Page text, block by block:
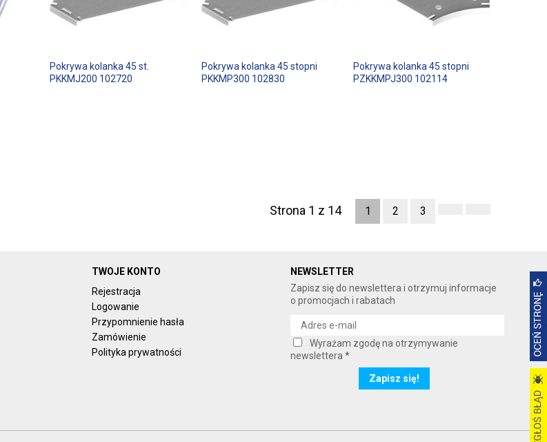
Pokrywa kolanka 45 st.
PKKMJ200 102720
Pokrywa kolanka 45 stopni
PKKMP300 102830
Pokrywa kolanka 45 stopni
PZKKMPJ300 102114
Strona 1 z 14 1 2 3
TWOJE KONTO
Rejestracja
Logowanie
Przypomnienie hasła
Zamówienie
Polityka prywatności
NEWSLETTER
Zapisz się do newslettera i otrzymuj informacje
o promocjach i rabatach
Wyrażam zgodę na otrzymywanie
newslettera *